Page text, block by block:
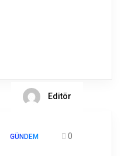
Editör
GÜNDEM 0